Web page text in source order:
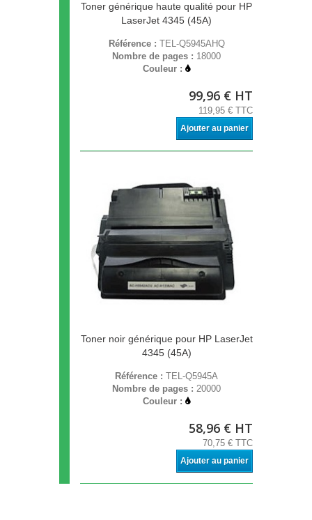
Toner générique haute qualité pour HP
LaserJet 4345 (45A)
Référence : TEL-Q5945AHQ
Nombre de pages : 18000
Couleur :
99,96 € HT
119,95 € TTC
Ajouter au panier
Toner noir générique pour HP LaserJet
4345 (45A)
Référence : TEL-Q5945A
Nombre de pages : 20000
Couleur :
58,96 € HT
70,75 € TTC
Ajouter au panier